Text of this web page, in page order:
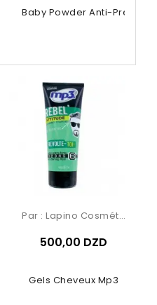
Baby Powder Anti-Prespirant
Gels Cheveux Mp3
Par : Lapino Cosmétique
500,00 DZD